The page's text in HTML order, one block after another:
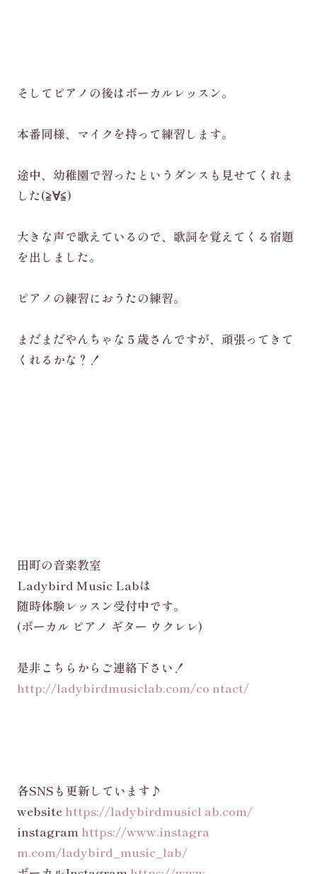
そしてピアノの後はボーカルレッスン。
本番同様、マイクを持って練習します。
途中、幼稚園で習ったというダンスも見せてくれま
した(≧∀≦)
大きな声で歌えているので、歌詞を覚えてくる宿題
を出しました。
ピアノの練習におうたの練習。
まだまだやんちゃな５歳さんですが、頑張ってきて
くれるかな？！
田町の音楽教室
Ladybird Music Labは
随時体験レッスン受付中です。
(ボーカル ピアノ ギター ウクレレ)
是非こちらからご連絡下さい！
http://ladybirdmusiclab.com/co ntact/
各SNSも更新しています♪
website https://ladybirdmusicl ab.com/
instagram https://www.instagra
m.com/ladybird_music_lab/